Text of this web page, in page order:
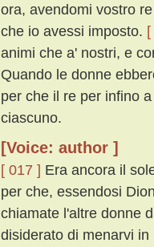
ora, avendomi vostro
che io avessi imposto.
animi che a' nostri, e
Quando le donne
per che il re per infino
ciascuno.
[Voice: author ]
[ 017 ] Era ancora il
per che, essendosi
chiamate l'altre donne
disiderato di menarvi